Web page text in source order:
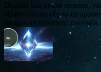
Durante una noche reciente,
observaron un objeto de
testigos, el fenómeno